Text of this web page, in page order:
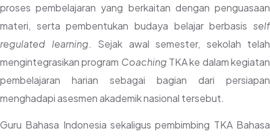
proses pembelajaran yang berkaitan dengan penguasaan
materi, serta pembentukan budaya belajar berbasis self
regulated learning. Sejak awal semester, sekolah telah
mengintegrasikan program Coaching TKA ke dalam kegiatan
pembelajaran harian sebagai bagian dari persiapan
menghadapi asesmen akademik nasional tersebut.
Guru Bahasa Indonesia sekaligus pembimbing TKA Bahasa